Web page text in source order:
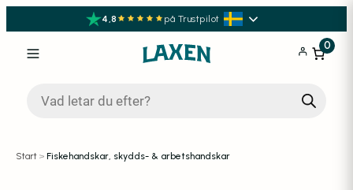
4,8 på Trustpilot
0
Start > Fiskehandskar, skydds- & arbetshandskar